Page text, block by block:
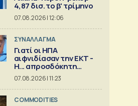
4,87 δισ. το β' τρίμηνο
07.08.2026 | 12:06
ΣΥΝΑΛΛΑΓΜΑ
Γιατί οι ΗΠΑ
αιφνιδίασαν την ΕΚΤ -
Η... απροσδόκητη
κίνηση
07.08.2026 | 11:23
COMMODITIES